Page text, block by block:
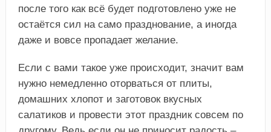
после того как всё будет подготовлено уже не
остаётся сил на само празднование, а иногда
даже и вовсе пропадает желание.
Если с вами такое уже происходит, значит вам
нужно немедленно оторваться от плиты,
домашних хлопот и заготовок вкусных
салатиков и провести этот праздник совсем по